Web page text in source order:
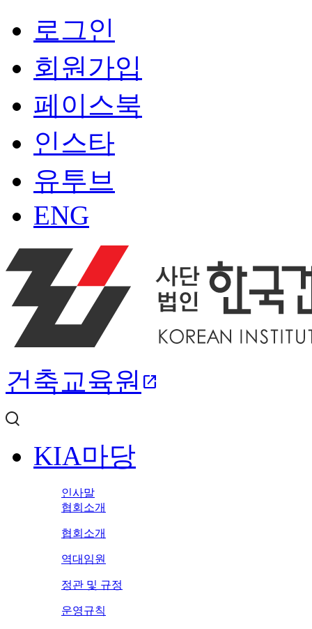
로그인
회원가입
페이스북
인스타
유투브
ENG
건축교육원 open_in_new
KIA마당
인사말
협회소개
협회소개
역대임원
정관 및 규정
운영규칙